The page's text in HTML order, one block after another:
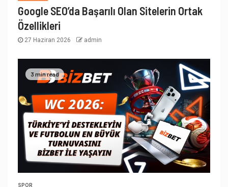
Google SEO’da Başarılı Olan Sitelerin Ortak
Özellikleri
27 Haziran 2026 admin
3 min read
SPOR